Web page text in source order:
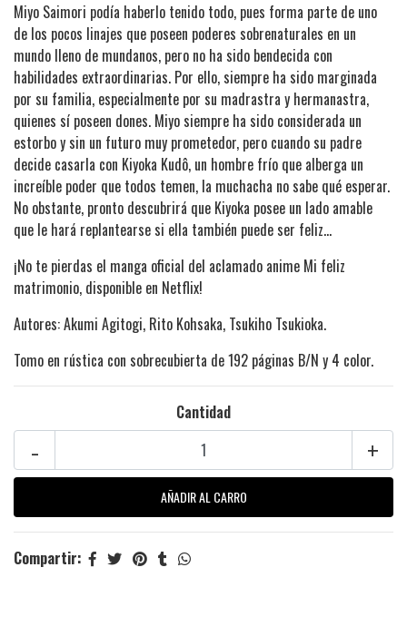
Miyo Saimori podía haberlo tenido todo, pues forma parte de uno
de los pocos linajes que poseen poderes sobrenaturales en un
mundo lleno de mundanos, pero no ha sido bendecida con
habilidades extraordinarias. Por ello, siempre ha sido marginada
por su familia, especialmente por su madrastra y hermanastra,
quienes sí poseen dones. Miyo siempre ha sido considerada un
estorbo y sin un futuro muy prometedor, pero cuando su padre
decide casarla con Kiyoka Kudô, un hombre frío que alberga un
increíble poder que todos temen, la muchacha no sabe qué esperar.
No obstante, pronto descubrirá que Kiyoka posee un lado amable
que le hará replantearse si ella también puede ser feliz…
¡No te pierdas el manga oficial del aclamado anime Mi feliz
matrimonio, disponible en Netflix!
Autores: Akumi Agitogi, Rito Kohsaka, Tsukiho Tsukioka.
Tomo en rústica con sobrecubierta de 192 páginas B/N y 4 color.
Cantidad
+
-
Compartir: